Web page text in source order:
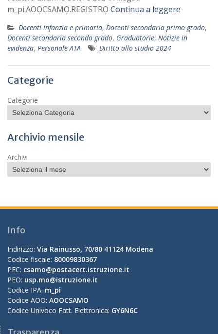
m_pi.AOOCSAMO.REGISTRO Continua a leggere
Docenti infanzia e primaria, Docenti secondaria primo grado,
Docenti secondaria secondo grado, Graduatorie, Notizie in
evidenza, Personale ATA Diritto allo studio 2024
Categorie
Categorie
Archivio mensile
Archivi
Info
Indirizzo: Via Rainusso, 70/80 41124 Modena
Codice fiscale: 80009830367
PEC: csamo@postacert.istruzione.it
PEO: usp.mo@istruzione.it
Codice IPA: m_pi
Codice AOO: AOOCSAMO
Codice Univoco Fatt. Elettronica: GY6N6C